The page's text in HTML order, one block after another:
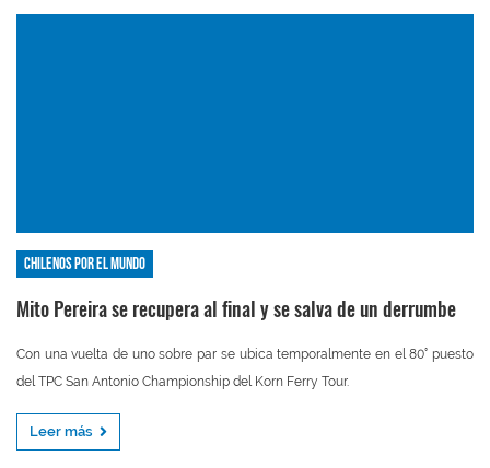
Chilenos por el mundo
Mito Pereira se recupera al final y se salva de un derrumbe
Con una vuelta de uno sobre par se ubica temporalmente en el 80° puesto
del TPC San Antonio Championship del Korn Ferry Tour.
Leer más